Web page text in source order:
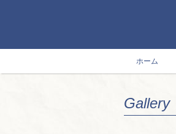
ホーム
Gallery